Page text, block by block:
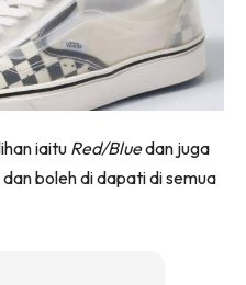
iaitu Red/Bluedan juga
boleh di dapati di semua